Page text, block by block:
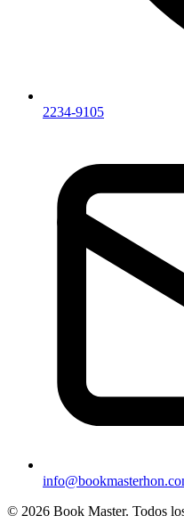
2234-9105
© 2026 Book Master. Todos